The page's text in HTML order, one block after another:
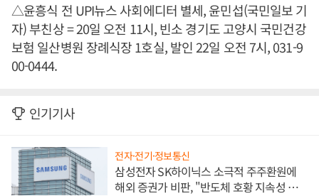
△윤흥식 전 UPI뉴스 사회에디터 별세, 윤민섭(국민일보 기
자) 부친상 = 20일 오전 11시, 빈소 경기도 고양시 국민건강
보험 일산병원 장례식장 1호실, 발인 22일 오전 7시, 031-9
00-0444.
인기기사
전자·전기·정보통신
삼성전자 SK하이닉스 소극적 주주환원에
해외 증권가 비판, "반도체 호황 지속성 의